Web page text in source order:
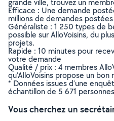
grande ville, trouvez un
Efficace : Une demande
millions de demandes
Généraliste : 1 250 types de
possible sur AlloVoisins, du
projets.
Rapide : 10 minutes pour
votre demande
Qualité / prix : 4 membres
qu’AlloVoisins propose un
* Données issues d’une
échantillon de 5 671
Vous cherchez un